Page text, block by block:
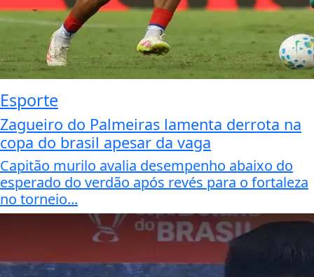
Esporte
Zagueiro do Palmeiras lamenta derrota na
copa do brasil apesar da vaga
Capitão murilo avalia desempenho abaixo do
esperado do verdão após revés para o fortaleza
no torneio...